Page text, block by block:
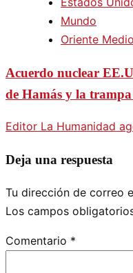
Mundo
Oriente Medio
Acuerdo nuclear
de Hamás y la
Editor La Humanidad
Deja una respuesta
Tu dirección de correo
Los campos
Comentario *